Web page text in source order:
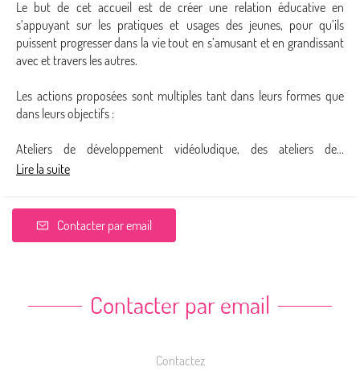
Le but de cet accueil est de créer une relation éducative en
s’appuyant sur les pratiques et usages des jeunes, pour qu’ils
puissent progresser dans la vie tout en s’amusant et en grandissant
avec et travers les autres.
Les actions proposées sont multiples tant dans leurs formes que
dans leurs objectifs :
Ateliers de développement vidéoludique, des ateliers de...
Lire la suite
Contacter par email
Contacter par email
Contactez